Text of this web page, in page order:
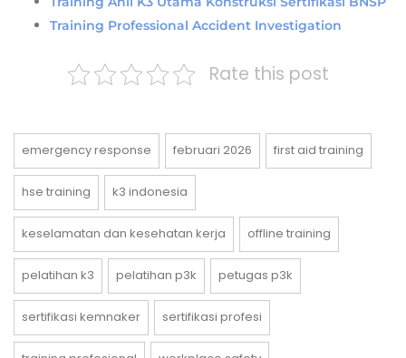
Training Professional Accident Investigation
Rate this post
emergency response februari 2026 first aid training
hse training k3 indonesia
keselamatan dan kesehatan kerja offline training
pelatihan k3 pelatihan p3k petugas p3k
sertifikasi kemnaker sertifikasi profesi